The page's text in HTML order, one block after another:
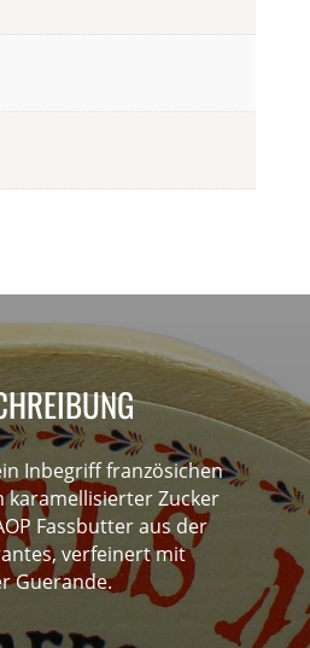
Inbegriff französichen
karamellisierter Zucker
Fassbutter aus der
verfeinert mit
Guerande.